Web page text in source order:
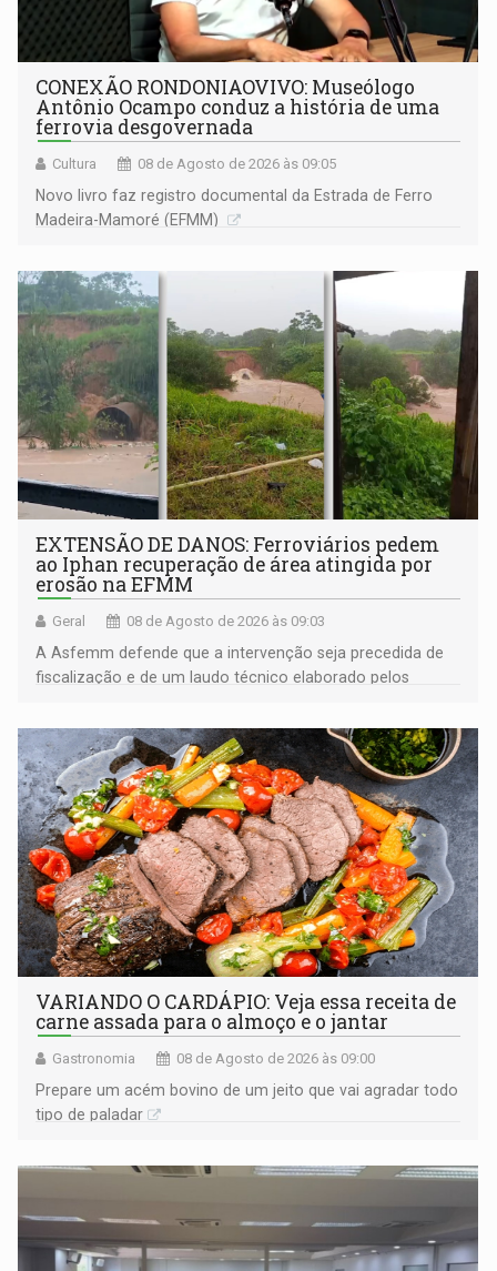
CONEXÃO RONDONIAOVIVO: Museólogo
Antônio Ocampo conduz a história de uma
ferrovia desgovernada
Cultura 08 de Agosto de 2026 às 09:05
Novo livro faz registro documental da Estrada de Ferro
Madeira-Mamoré (EFMM)
EXTENSÃO DE DANOS: Ferroviários pedem
ao Iphan recuperação de área atingida por
erosão na EFMM
Geral 08 de Agosto de 2026 às 09:03
A Asfemm defende que a intervenção seja precedida de
fiscalização e de um laudo técnico elaborado pelos
VARIANDO O CARDÁPIO: Veja essa receita de
carne assada para o almoço e o jantar
Gastronomia 08 de Agosto de 2026 às 09:00
Prepare um acém bovino de um jeito que vai agradar todo
tipo de paladar